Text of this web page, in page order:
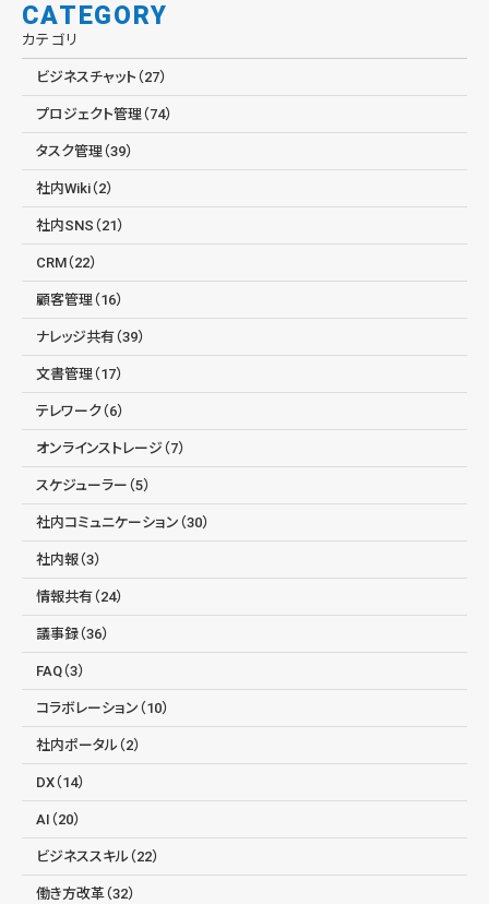
CATEGORY
カテゴリ
ビジネスチャット（27）
プロジェクト管理（74）
タスク管理（39）
社内Wiki（2）
社内SNS（21）
CRM（22）
顧客管理（16）
ナレッジ共有（39）
文書管理（17）
テレワーク（6）
オンラインストレージ（7）
スケジューラー（5）
社内コミュニケーション（30）
社内報（3）
情報共有（24）
議事録（36）
FAQ（3）
コラボレーション（10）
社内ポータル（2）
DX（14）
AI（20）
ビジネススキル（22）
働き方改革（32）